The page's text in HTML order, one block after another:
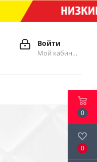
Войти
Мой кабинет
0
0